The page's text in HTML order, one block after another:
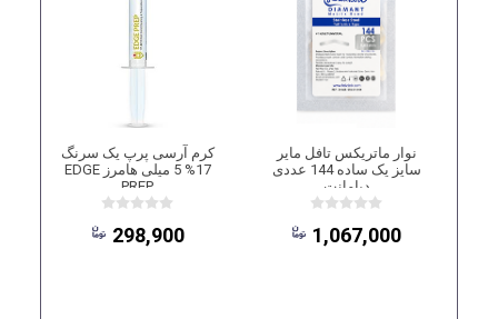
نوار ماتریکس تافل مایر
سایز یک ساده 144 عددی
دیامانت
1,067,000
کرم آرسی پرپ یک سرنگ
17% 5 میلی هامرز EDGE
PREP
298,900